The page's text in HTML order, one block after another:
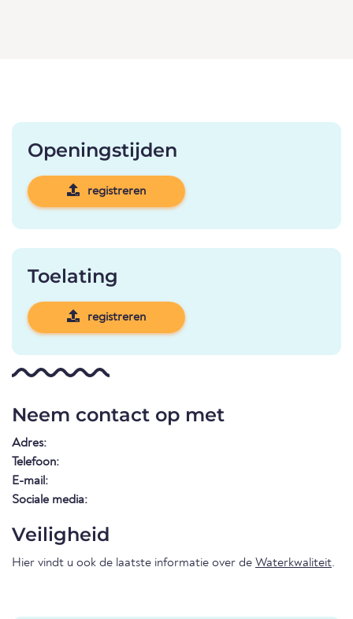
Openingstijden
registreren
Toelating
registreren
Neem contact op met
Adres:
Telefoon:
E-mail:
Sociale media:
Veiligheid
Hier vindt u ook de laatste informatie over de Waterkwaliteit.